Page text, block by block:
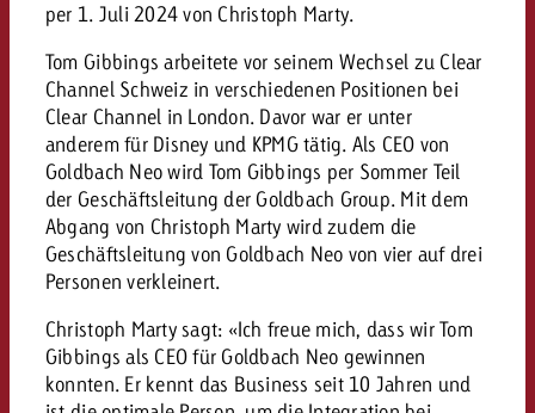
Offerte anfordern
Offerte anfordern
per 1. Juli 2024 von Christoph Marty.
Tom Gibbings arbeitete vor seinem Wechsel zu Clear
Channel Schweiz in verschiedenen Positionen bei
Clear Channel in London. Davor war er unter
anderem für Disney und KPMG tätig. Als CEO von
Goldbach Neo wird Tom Gibbings per Sommer Teil
der Geschäftsleitung der Goldbach Group. Mit dem
Abgang von Christoph Marty wird zudem die
Geschäftsleitung von Goldbach Neo von vier auf drei
Personen verkleinert.
Christoph Marty sagt: «Ich freue mich, dass wir Tom
Gibbings als CEO für Goldbach Neo gewinnen
konnten. Er kennt das Business seit 10 Jahren und